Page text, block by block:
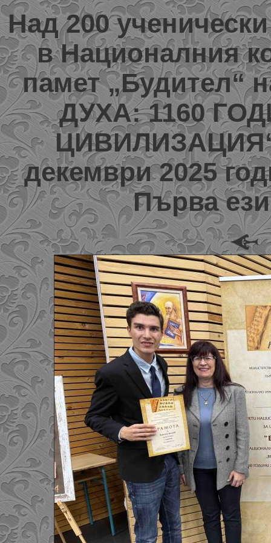
Над 200
в Националния
памет „Будител“
ДУХА: 1160
ЦИВИЛИЗАЦИЯ“
декември 2025
Първа